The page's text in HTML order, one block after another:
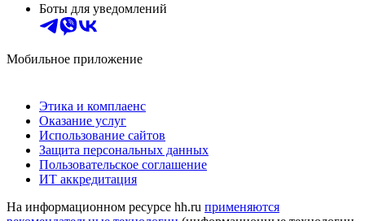
Боты для уведомлений
Мобильное приложение
Этика и комплаенс
Оказание услуг
Использование сайтов
Защита персональных данных
Пользовательское соглашение
ИТ аккредитация
На информационном ресурсе hh.ru применяются